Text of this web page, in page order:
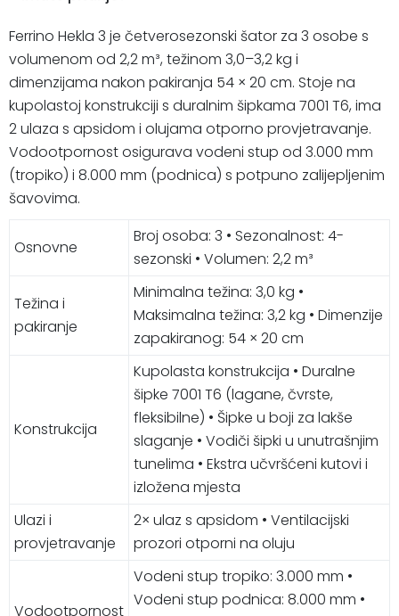
Ferrino Hekla 3 je četverosezonski šator za 3 osobe s
volumenom od 2,2 m³, težinom 3,0–3,2 kg i
dimenzijama nakon pakiranja 54 × 20 cm. Stoje na
kupolastoj konstrukciji s duralnim šipkama 7001 T6, ima
2 ulaza s apsidom i olujama otporno provjetravanje.
Vodootpornost osigurava vodeni stup od 3.000 mm
(tropiko) i 8.000 mm (podnica) s potpuno zalijepljenim
šavovima.
Osnovne
Broj osoba: 3 • Sezonalnost: 4-
sezonski • Volumen: 2,2 m³
Težina i
pakiranje
Minimalna težina: 3,0 kg •
Maksimalna težina: 3,2 kg • Dimenzije
zapakiranog: 54 × 20 cm
Konstrukcija
Kupolasta konstrukcija • Duralne
šipke 7001 T6 (lagane, čvrste,
fleksibilne) • Šipke u boji za lakše
slaganje • Vodiči šipki u unutrašnjim
tunelima • Ekstra učvršćeni kutovi i
izložena mjesta
Ulazi i
provjetravanje
2× ulaz s apsidom • Ventilacijski
prozori otporni na oluju
Vodootpornost
Vodeni stup tropiko: 3.000 mm •
Vodeni stup podnica: 8.000 mm •